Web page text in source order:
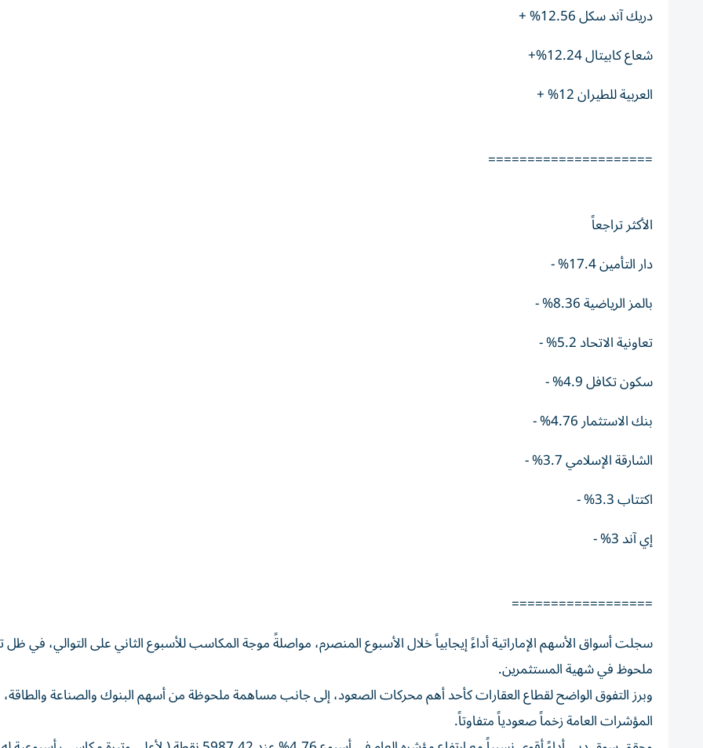
دريك آند سكل 12.56% +
شعاع كابيتال 12.24%+
العربية للطيران 12% +
=====================
الأكثر تراجعاً
دار التأمين 17.4% -
بالمز الرياضية 8.36% -
تعاونية الاتحاد 5.2% -
سكون تكافل 4.9% -
بنك الاستثمار 4.76% -
الشارقة الإسلامي 3.7% -
اكتتاب 3.3% -
إي آند 3% -
==================
سجلت أسواق الأسهم الإماراتية أداءً إيجابياً خلال الأسبوع المنصرم، مواصلةً موجة المكاسب للأسبوع الثاني على التوالي، في
ملحوظ في شهية المستثمرين.
وبرز التفوق الواضح لقطاع العقارات كأحد أهم محركات الصعود، إلى جانب مساهمة ملحوظة من أسهم البنوك والصناعة
المؤشرات العامة زخماً صعودياً متفاوتاً.